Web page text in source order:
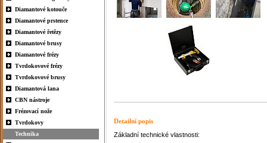
Diamantové kotouče
Diamantové prstence
Diamantové řetězy
Diamantové brusy
Diamantové frézy
Tvrdokovové frézy
Tvrdokovové brusy
Diamantová lana
CBN nástroje
Frézovací nože
Tvrdokovy
Technika
Detailní popis
Základní technické vlastnosti: